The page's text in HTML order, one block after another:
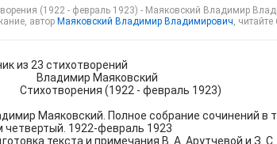
(1922 - февраль 1923) - Маяковский Владимир
автор Маяковский Владимир Владимирович ,
из 23 стихотворений
Маяковский
(1922 - февраль 1923)
Маяковский. Полное собрание сочинений в
1922-февраль 1923
текста и примечания В. А. Арутчевой и З.